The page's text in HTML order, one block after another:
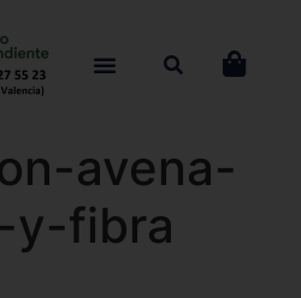
avena-
y-fibra